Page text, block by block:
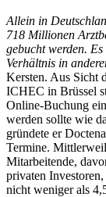
Allein in
718 Millionen
gebucht werden.
Verhältnis in
Kersten. Aus Sicht
ICHEC in Brüssel
Online-Buchung
werden sollte wie
gründete er
Termine.
Mitarbeitende,
privaten
nicht weniger als